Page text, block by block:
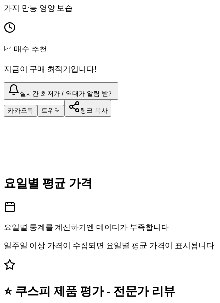
가지 만능 영양 보습
📈 매수 추천
지금이 구매 최적기입니다!
실시간 최저가 / 역대가 알림 받기
카카오톡 트위터 링크 복사
요일별 평균 가격
요일별 통계를 계산하기엔 데이터가 부족합니다
일주일 이상 가격이 수집되면 요일별 평균 가격이 표시됩니다
⭐ 쿠스피 제품 평가 - 전문가 리뷰